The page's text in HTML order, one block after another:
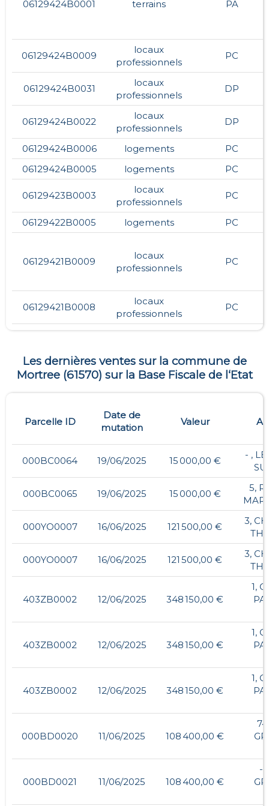
06129424B0001 terrains PA
06129424B0009
locaux
professionnels
PC
06129424B0031
locaux
professionnels
DP
06129424B0022
locaux
professionnels
DP
06129424B0006 logements
PC
06129424B0005
logements PC
06129423B0003
locaux
professionnels
PC
06129422B0005 logements PC
06129421B0009
locaux
professionnels
PC
06129421B0008
locaux
professionnels
PC
Les dernières ventes sur la commune de
Mortree(61570) sur la Base Fiscale de l‘Etat
Parcelle ID
Date de
mutation
Valeur
000BC0064 19/06/2025 15 000,00 €
- ,
000BC0065 19/06/2025 15 000,00 €
5,
000YO0007 16/06/2025 121 500,00 €
3,
000YO0007 16/06/2025 121 500,00 €
3,
403ZB0002 12/06/2025 348 150,00 €
1,
403ZB0002 12/06/2025 348 150,00 €
1,
403ZB0002 12/06/2025 348 150,00 €
1,
000BD0020 11/06/2025 108 400,00 €
000BD0021 11/06/2025 108 400,00 €
-